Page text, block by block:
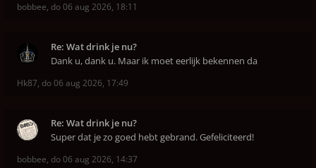
bobbee, do 06 aug 2026, 18:11
Re: Wat drink je nu?
Dank u, dank u. Maar ik moet eerlijk bekennen da
Hk87, do 06 aug 2026, 17:49
Re: Wat drink je nu?
Super dat je zo goed hebt gebrand. Gefeliciteerd!
bobbee, do 06 aug 2026, 14:37